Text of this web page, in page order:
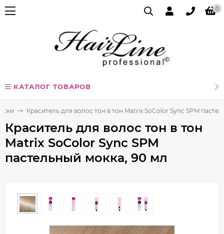
0
КАТАЛОГ ТОВАРОВ
Краситель для волос тон в тон Matrix SoColor Sync SPM
Краситель для волос тон в тон
Matrix SoColor Sync SPM
пастельный мокка, 90 мл